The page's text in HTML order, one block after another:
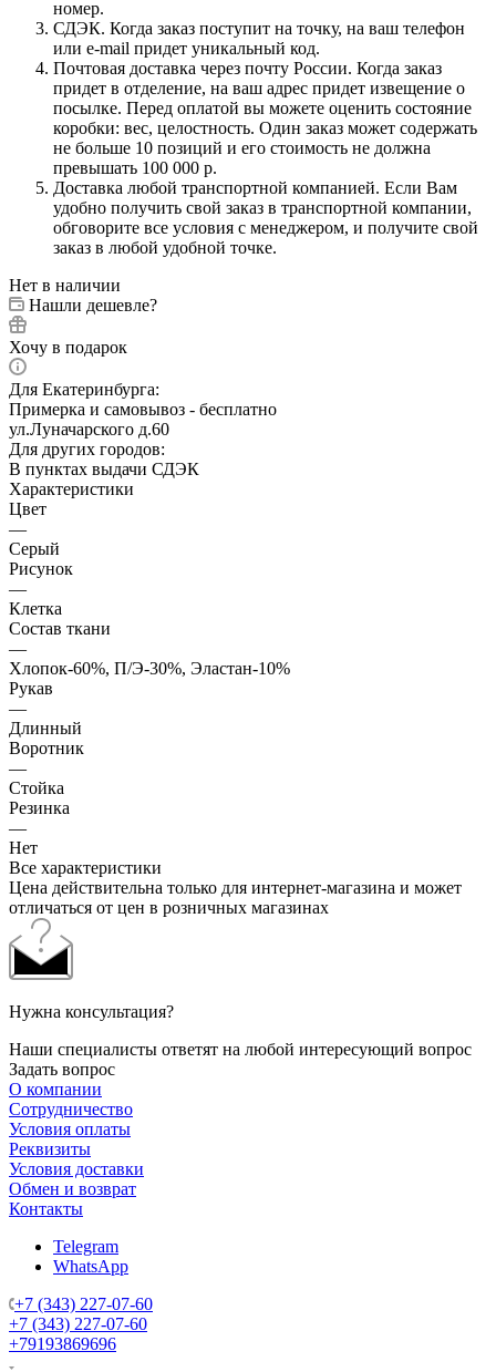
номер.
СДЭК. Когда заказ поступит на точку, на ваш телефон
или e-mail придет уникальный код.
Почтовая доставка через почту России. Когда заказ
придет в отделение, на ваш адрес придет извещение о
посылке. Перед оплатой вы можете оценить состояние
коробки: вес, целостность. Один заказ может содержать
не больше 10 позиций и его стоимость не должна
превышать 100 000 р.
Доставка любой транспортной компанией. Если Вам
удобно получить свой заказ в транспортной компании,
обговорите все условия с менеджером, и получите свой
заказ в любой удобной точке.
Нет в наличии
Нашли дешевле?
Хочу в подарок
Для Екатеринбурга:
Примерка и самовывоз - бесплатно
ул.Луначарского д.60
Для других городов:
В пунктах выдачи СДЭК
Характеристики
Цвет
—
Серый
Рисунок
—
Клетка
Состав ткани
—
Хлопок-60%, П/Э-30%, Эластан-10%
Рукав
—
Длинный
Воротник
—
Стойка
Резинка
—
Нет
Все характеристики
Цена действительна только для интернет-магазина и может
отличаться от цен в розничных магазинах
Нужна консультация?
Наши специалисты ответят на любой интересующий вопрос
Задать вопрос
О компании
Сотрудничество
Условия оплаты
Реквизиты
Условия доставки
Обмен и возврат
Контакты
Telegram
WhatsApp
+7 (343) 227-07-60
+7 (343) 227-07-60
+79193869696